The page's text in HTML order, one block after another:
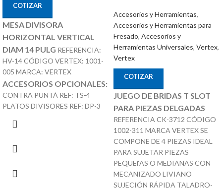
COTIZAR
MESA DIVISORA
HORIZONTAL VERTICAL
DIAM 14 PULG REFERENCIA:
HV-14 CÓDIGO VERTEX: 1001-
005 MARCA: VERTEX
ACCESORIOS OPCIONALES:
CONTRA PUNTÁ REF: TS-4
PLATOS DIVISORES REF: DP-3
Accesorios y Herramientas,
Accesorios y Herramientas para
Fresado, Accesorios y
Herramientas Universales, Vertex,
Vertex
COTIZAR
JUEGO DE BRIDAS T SLOT
PARA PIEZAS DELGADAS
REFERENCIA CK-3712 CÓDIGO
1002-311 MARCA VERTEX SE
COMPONE DE 4 PIEZAS IDEAL
PARA SUJETAR PIEZAS
PEQUEí‘AS O MEDIANAS CON
MECANIZADO LIVIANO
SUJECIÓN RÁPIDA TALADRO-